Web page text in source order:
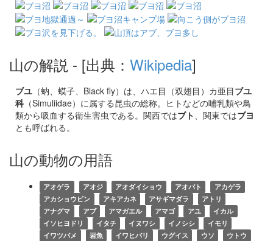
山の解説 - [出典： Wikipedia]
ブユ （蚋、蟆子、Black fly）は、ハエ目（双翅目）カ亜目ブユ
科 （Simuliidae）に属する昆虫の総称。ヒトなどの哺乳類や鳥
類から吸血する衛生害虫である。関西ではブト、関東ではブヨ
とも呼ばれる。
山の動物の用語
アオゲラ アオジ アオダイショウ アオバト
アカゲラ
アカショウビン
アキアカネ アサギマダラ
アトリ
アナグマ
アブ アマガエル アマゴ アユ
イカル
イソヒヨドリ
イタチ イヌワシ イノシシ
イモリ
イワツバメ
岩魚 イワヒバリ ウグイス ウソ
ウトウ